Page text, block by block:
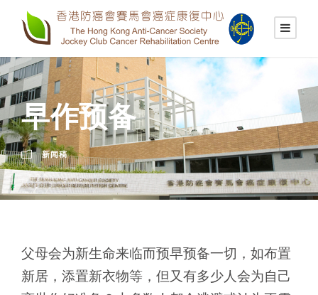
早作预备
新闻稿
父母会为新生命来临而预早预备一切，如布置
新居，添置新衣物等，但又有多少人会为自己